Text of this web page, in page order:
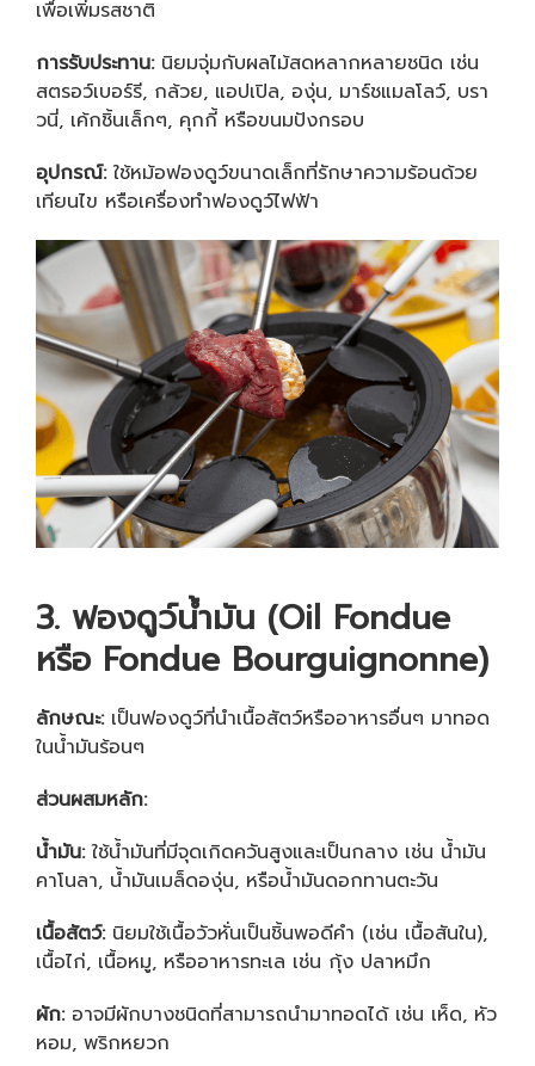
เพื่อเพิ่มรสชาติ
การรับประทาน:นิยมจุ่มกับผลไม้สดหลากหลายชนิด เช่น
สตรอว์เบอร์รี, กล้วย, แอปเปิล, องุ่น, มาร์ชแมลโลว์, บรา
วนี่, เค้กชิ้นเล็กๆ, คุกกี้ หรือขนมปังกรอบ
อุปกรณ์:ใช้หม้อฟองดูว์ขนาดเล็กที่รักษาความร้อนด้วย
เทียนไข หรือเครื่องทำฟองดูว์ไฟฟ้า
3. ฟองดูว์น้ำมัน (Oil Fondue
หรือ Fondue Bourguignonne)
ลักษณะ:เป็นฟองดูว์ที่นำเนื้อสัตว์หรืออาหารอื่นๆ มาทอด
ในน้ำมันร้อนๆ
ส่วนผสมหลัก:
น้ำมัน:ใช้น้ำมันที่มีจุดเกิดควันสูงและเป็นกลาง เช่น น้ำมัน
คาโนลา, น้ำมันเมล็ดองุ่น, หรือน้ำมันดอกทานตะวัน
เนื้อสัตว์:นิยมใช้เนื้อวัวหั่นเป็นชิ้นพอดีคำ (เช่น เนื้อสันใน),
เนื้อไก่, เนื้อหมู, หรืออาหารทะเล เช่น กุ้ง ปลาหมึก
ผัก:อาจมีผักบางชนิดที่สามารถนำมาทอดได้ เช่น เห็ด, หัว
หอม, พริกหยวก